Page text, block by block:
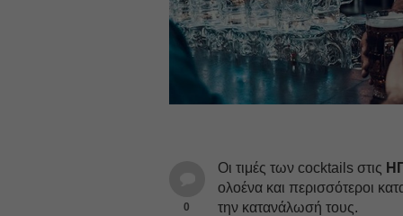
0
Οι τιμές των cocktails στις
ολοένα και περισσότεροι
την κατανάλωσή τους.